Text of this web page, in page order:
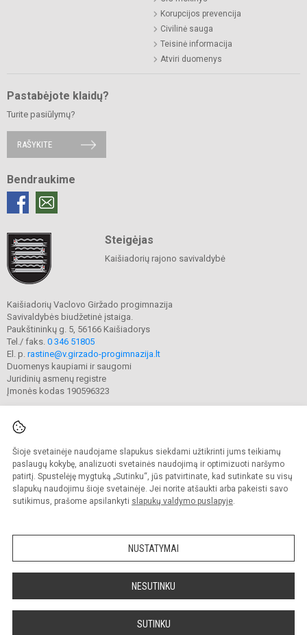
Šioje svetainėje naudojame slapukus siekdami užtikrinti jums teikiamų
paslaugų kokybę, analizuoti svetainės naudojimą ir optimizuoti naršymo
patirtį. Spustelėję mygtuką „Sutinku“, jūs patvirtinate, kad sutinkate su visų
slapukų naudojimu šioje svetainėje. Jei norite atšaukti arba pakeisti savo
sutikimus, prašome apsilankyti slapukų valdymo puslapyje.
NUSTATYMAI
NESUTINKU
SUTINKU
Korupcijos prevencija
Civilinė sauga
Teisinė informacija
Atviri duomenys
Pastabėjote klaidų?
Turite pasiūlymų?
RAŠYKITE
Bendraukime
Steigėjas
Kaišiadorių rajono savivaldybė
Kaišiadorių Vaclovo Giržado progimnazija
Savivaldybės biudžetinė įstaiga.
Paukštininkų g. 5, 56166 Kaišiadorys
Tel./ faks. 0 346 51805
El. p. rastine@v.girzado-progimnazija.lt
Duomenys kaupiami ir saugomi
Juridinių asmenų registre
Įmonės kodas 190596323
© 2020. Kaišiadorių Vaclovo Giržado progimnazija. Visos teisės saugomos.
Kopijuoti turinį be raštiško gimnazijos sutikimo griežtai draudžiama.
Prieinamumo paraiška Slapukų valdymas
Sumanus būdas atnaujinti